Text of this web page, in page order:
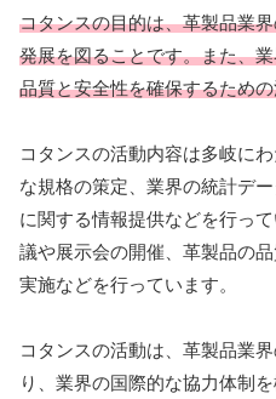
コタンスの目的は、革製品業
発展を図ることです。また、
品質と安全性を確保するため
コタンスの活動内容は多岐に
な規格の策定、業界の統計デ
に関する情報提供などを行っ
議や展示会の開催、革製品の
実施などを行っています。
コタンスの活動は、革製品業
り、業界の国際的な協力体制